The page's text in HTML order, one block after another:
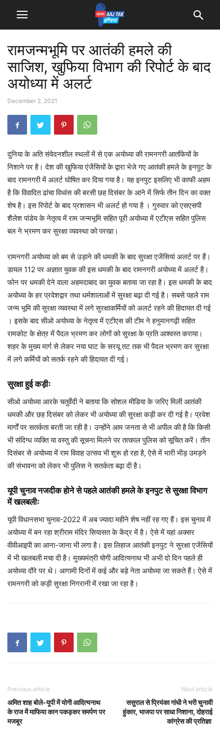
रामजन्मभूमि पर आतंकी हमले की
साजिश, खुफिया विभाग की रिपोर्ट के बाद
अयोध्या में अलर्ट
December 2, 2021
दुनिया के अति संवेदनशील स्थलों में से एक अयोध्या की रामनगरी आतंकियों के
निशाने पर है। देश की खुफिया एंजेंसियों के द्वारा भेजे गए आतंकी हमले के इनपुट के
बाद रामनगरी में अलर्ट घोषित कर दिया गया है। यह इनपुट इसलिए भी काफी अहम
है कि विवादित ढांचा विध्वंस की बरसी छह दिसंबर के आने में सिर्फ तीन दिन का वक्त
शेष है। इस रिपोर्ट के बाद प्रशासन भी अलर्ट हो गया है । गुरुवार को एसएसपी
शैलेश पांडेय के नेतृत्व में राम जन्मभूमि सहित पूरी अयोध्या में एटीएस सहित पुलिस
बल ने भ्रमण कर सुरक्षा व्यवस्था को परखा।
रामनगरी अयोध्या को बम से उड़ाने की धमकी के बाद सुरक्षा एजेंसियां अलर्ट पर हैं।
डायल 112 पर अज्ञात युवक की इस धमकी के बाद रामनगरी अयोध्या में अलर्ट है।
फोन पर धमकी देने वाला अहमदाबाद का युवक बताया जा रहा है। इस धमकी के बाद
अयोध्या के हर प्रवेशद्वार तथा धर्मशालाओं में सुरक्षा बढ़ा दी गई है। सबसे पहले राम
जन्म भूमि की सुरक्षा व्यवस्था में लगे सुरक्षाकर्मियों को अलर्ट रहने की हिदायत दी गई
। इसके बाद सीओ अयोध्या के नेतृत्व में एटीएस की टीम ने हनुमानगढ़ी सहित
रामकोट के क्षेत्र में पैदल भ्रमण कर लोगों को सुरक्षा के प्रति आश्वस्त कराया।
शहर के मुख्य मार्ग से लेकर नया घाट के सरयू तट तक भी पैदल भ्रमण कर सुरक्षा
में लगे कर्मियों को सतर्क रहने की हिदायत दी गई।
सुरक्षा हुई कड़ीः
सीओ अयोध्या आरके चतुर्वेदी ने बताया कि सोशल मीडिया के जरिए मिली आतंकी
धमकी और छह दिसंबर को लेकर भी अयोध्या की सुरक्षा कड़ी कर दी गई है। प्रवेश
मार्गों पर सतर्कता बरती जा रही है। उन्होंने आम जनता से भी अपील की है कि किसी
भी संदिग्ध व्यक्ति या वस्तु की सूचना मिलने पर तत्काल पुलिस को सूचित करें। तीन
दिसंबर से अयोध्या में राम विवाह उत्सव भी शुरू हो रहा है, ऐसे में भारी भीड़ उमड़ने
की संभावना को लेकर भी पुलिस ने सतर्कता बढ़ा दी है।
यूपी चुनाव नजदीक होने से पहले आतंकी हमले के इनपुट से सुरक्षा विभाग
में खलबलीः
यूपी विधानसभा चुनाव-2022 में अब ज्यादा महीने शेष नहीं रह गए हैं। इस चुनाव में
अयोध्या में बन रहा श्रीराम मंदिर सियासत के केंद्र में है। ऐसे में यहां अक्सर
वीवीआइपी का आना-जाना भी लगा है। इस लिहाज आतंकी इनपुट ने सुरक्षा एजेंसियों
में भी खलबली मचा दी है। मुख्यमंत्री योगी आदित्यनाथ भी अभी दो दिन पहले ही
अयोध्या दौरे पर थे। आगामी दिनों में कई और बड़े नेता अयोध्या जा सकते हैं। ऐसे में
रामनगरी को कड़ी सुरक्षा निगरानी में रखा जा रहा है।
Previous article
अमित शाह बोले-यूपी में योगी आदित्यनाथ
के राज में माफिया कान पकड़कर समर्पण पर
मजबूर
Next article
ससुराल से प्रियंका गांधी ने भरी चुनावी
हुंकार, भाजपा पर साधा निशाना, दोहराई
कांग्रेस की प्रतिज्ञा